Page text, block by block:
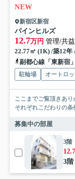
NEW
新宿区新宿
パインヒルズ
12.7万円 管理/共
22.77㎡ (1K) /築12年
副都心線「東新宿
駐輪場 オートロ
ここまでご覧頂きありがとうございま
それぞれこだわりの
募集中の部屋
3階
3階